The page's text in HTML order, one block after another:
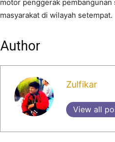
motor penggerak
masyarakat di wilayah setempat.
Author
Zulfikar
View all